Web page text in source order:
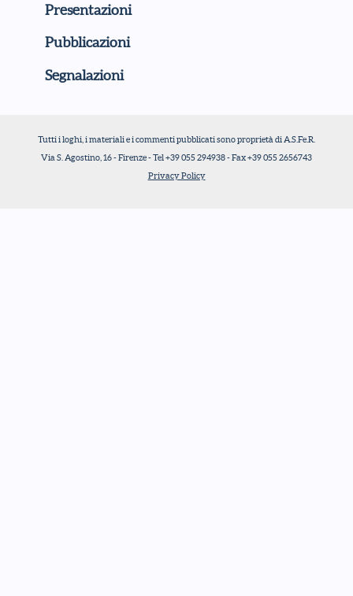
Presentazioni
Pubblicazioni
Segnalazioni
Tutti i loghi, i materiali e i commenti pubblicati sono proprietà di A.S.Fe.R.
Via S. Agostino, 16 - Firenze - Tel +39 055 294938 - Fax +39 055 2656743
Privacy Policy